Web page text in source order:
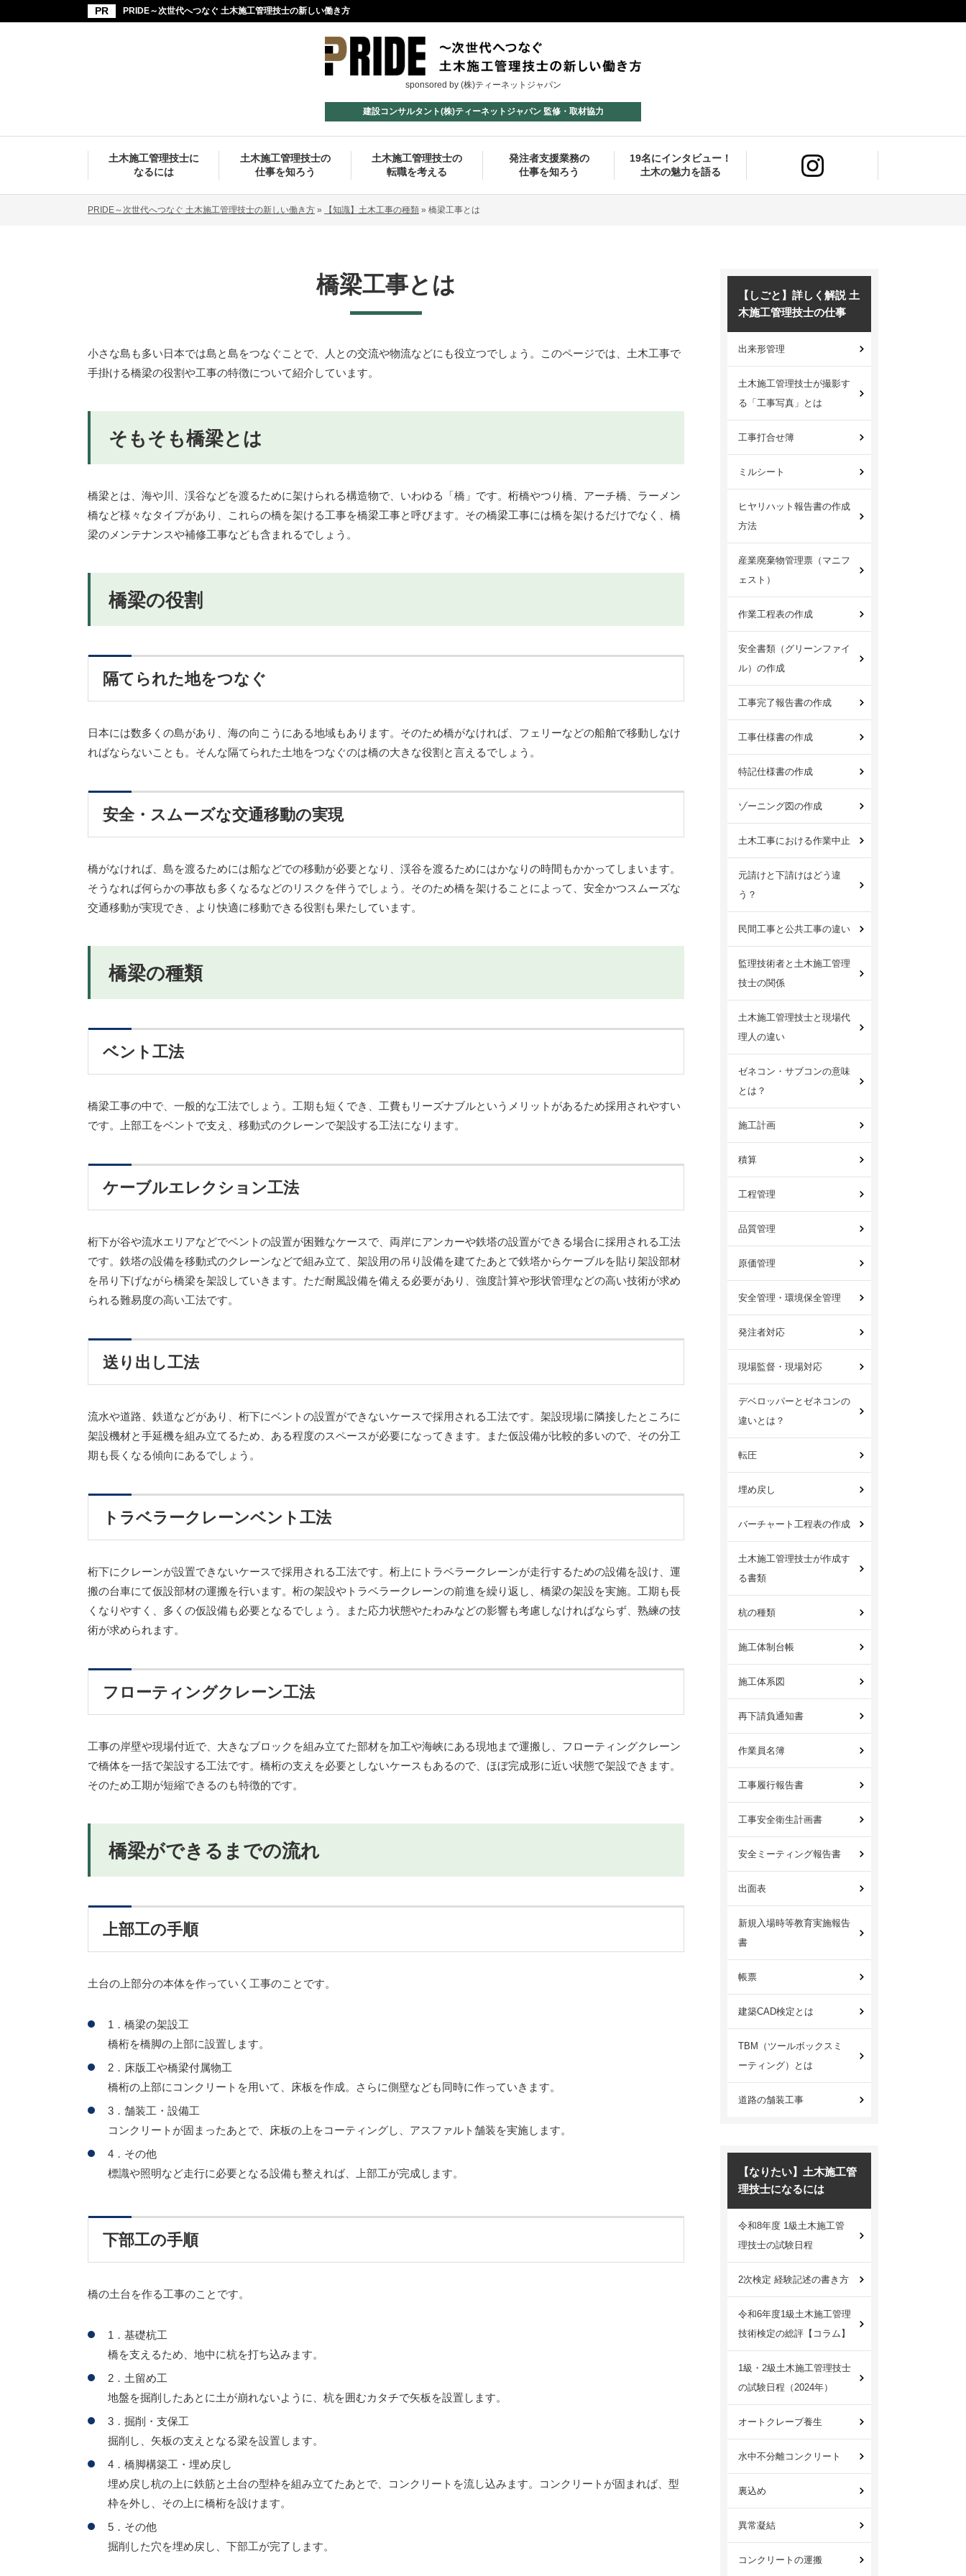
PRIDE～次世代へつなぐ 土木施工管理技士の新しい働き方
sponsored by (株)ティーネットジャパン
建設コンサルタント(株)ティーネットジャパン 監修・取材協力
土木施工管理技士に
なるには
土木施工管理技士の
仕事を知ろう
土木施工管理技士の
転職を考える
発注者支援業務の
仕事を知ろう
19名にインタビュー！
土木の魅力を語る
PRIDE～次世代へつなぐ 土木施工管理技士の新しい働き方 » 【知識】土木工事の種類 » 橋梁工事とは
橋梁工事とは
小さな島も多い日本では島と島をつなぐことで、人との交流や物流などにも役立つでしょう。このページでは、土木工事で
手掛ける橋梁の役割や工事の特徴について紹介しています。
そもそも橋梁とは
橋梁とは、海や川、渓谷などを渡るために架けられる構造物で、いわゆる「橋」です。桁橋やつり橋、アーチ橋、ラーメン
橋など様々なタイプがあり、これらの橋を架ける工事を橋梁工事と呼びます。その橋梁工事には橋を架けるだけでなく、橋
梁のメンテナンスや補修工事なども含まれるでしょう。
橋梁の役割
隔てられた地をつなぐ
日本には数多くの島があり、海の向こうにある地域もあります。そのため橋がなければ、フェリーなどの船舶で移動しなけ
ればならないことも。そんな隔てられた土地をつなぐのは橋の大きな役割と言えるでしょう。
安全・スムーズな交通移動の実現
橋がなければ、島を渡るためには船などでの移動が必要となり、渓谷を渡るためにはかなりの時間もかかってしまいます。
そうなれば何らかの事故も多くなるなどのリスクを伴うでしょう。そのため橋を架けることによって、安全かつスムーズな
交通移動が実現でき、より快適に移動できる役割も果たしています。
橋梁の種類
ベント工法
橋梁工事の中で、一般的な工法でしょう。工期も短くでき、工費もリーズナブルというメリットがあるため採用されやすい
です。上部工をベントで支え、移動式のクレーンで架設する工法になります。
ケーブルエレクション工法
桁下が谷や流水エリアなどでベントの設置が困難なケースで、両岸にアンカーや鉄塔の設置ができる場合に採用される工法
です。鉄塔の設備を移動式のクレーンなどで組み立て、架設用の吊り設備を建てたあとで鉄塔からケーブルを貼り架設部材
を吊り下げながら橋梁を架設していきます。ただ耐風設備を備える必要があり、強度計算や形状管理などの高い技術が求め
られる難易度の高い工法です。
送り出し工法
流水や道路、鉄道などがあり、桁下にベントの設置ができないケースで採用される工法です。架設現場に隣接したところに
架設機材と手延機を組み立てるため、ある程度のスペースが必要になってきます。また仮設備が比較的多いので、その分工
期も長くなる傾向にあるでしょう。
トラベラークレーンベント工法
桁下にクレーンが設置できないケースで採用される工法です。桁上にトラベラークレーンが走行するための設備を設け、運
搬の台車にて仮設部材の運搬を行います。桁の架設やトラベラークレーンの前進を繰り返し、橋梁の架設を実施。工期も長
くなりやすく、多くの仮設備も必要となるでしょう。また応力状態やたわみなどの影響も考慮しなければならず、熟練の技
術が求められます。
フローティングクレーン工法
工事の岸壁や現場付近で、大きなブロックを組み立てた部材を加工や海峡にある現地まで運搬し、フローティングクレーン
で橋体を一括で架設する工法です。橋桁の支えを必要としないケースもあるので、ほぼ完成形に近い状態で架設できます。
そのため工期が短縮できるのも特徴的です。
橋梁ができるまでの流れ
上部工の手順
土台の上部分の本体を作っていく工事のことです。
1．橋梁の架設工
橋桁を橋脚の上部に設置します。
2．床版工や橋梁付属物工
橋桁の上部にコンクリートを用いて、床板を作成。さらに側壁なども同時に作っていきます。
3．舗装工・設備工
コンクリートが固まったあとで、床板の上をコーティングし、アスファルト舗装を実施します。
4．その他
標識や照明など走行に必要となる設備も整えれば、上部工が完成します。
下部工の手順
橋の土台を作る工事のことです。
1．基礎杭工
橋を支えるため、地中に杭を打ち込みます。
2．土留め工
地盤を掘削したあとに土が崩れないように、杭を囲むカタチで矢板を設置します。
3．掘削・支保工
掘削し、矢板の支えとなる梁を設置します。
4．橋脚構築工・埋め戻し
埋め戻し杭の上に鉄筋と土台の型枠を組み立てたあとで、コンクリートを流し込みます。コンクリートが固まれば、型
枠を外し、その上に橋桁を設けます。
5．その他
掘削した穴を埋め戻し、下部工が完了します。
【しごと】詳しく解説 土
木施工管理技士の仕事
出来形管理
土木施工管理技士が撮影す
る「工事写真」とは
工事打合せ簿
ミルシート
ヒヤリハット報告書の作成
方法
産業廃棄物管理票（マニフ
ェスト）
作業工程表の作成
安全書類（グリーンファイ
ル）の作成
工事完了報告書の作成
工事仕様書の作成
特記仕様書の作成
ゾーニング図の作成
土木工事における作業中止
元請けと下請けはどう違
う？
民間工事と公共工事の違い
監理技術者と土木施工管理
技士の関係
土木施工管理技士と現場代
理人の違い
ゼネコン・サブコンの意味
とは？
施工計画
積算
工程管理
品質管理
原価管理
安全管理・環境保全管理
発注者対応
現場監督・現場対応
デベロッパーとゼネコンの
違いとは？
転圧
埋め戻し
バーチャート工程表の作成
土木施工管理技士が作成す
る書類
杭の種類
施工体制台帳
施工体系図
再下請負通知書
作業員名簿
工事履行報告書
工事安全衛生計画書
安全ミーティング報告書
出面表
新規入場時等教育実施報告
書
帳票
建築CAD検定とは
TBM（ツールボックスミ
ーティング）とは
道路の舗装工事
【なりたい】土木施工管
理技士になるには
令和8年度 1級土木施工管
理技士の試験日程
2次検定 経験記述の書き方
令和6年度1級土木施工管理
技術検定の総評【コラム】
1級・2級土木施工管理技士
の試験日程（2024年）
オートクレーブ養生
水中不分離コンクリート
裏込め
異常凝結
コンクリートの運搬